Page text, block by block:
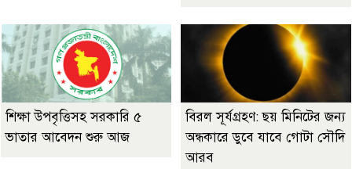
শিক্ষা উপবৃত্তিসহ সরকারি ৫
ভাতার আবেদন শুরু আজ
বিরল সূর্যগ্রহণ: ছয় মিনিটের জন্য
অন্ধকারে ডুবে যাবে গোটা সৌদি
আরব